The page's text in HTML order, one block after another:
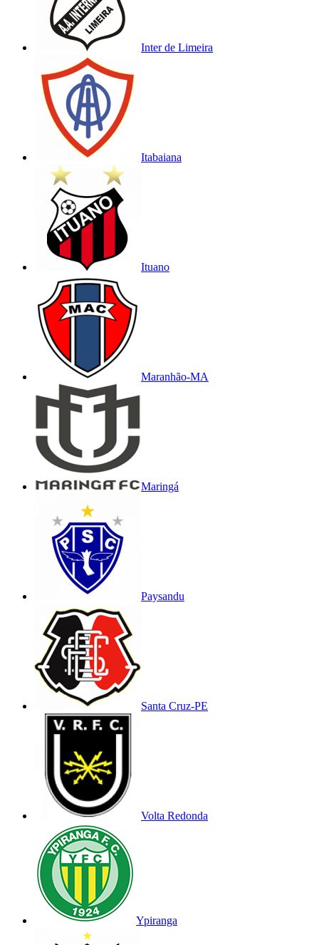
Inter de Limeira
Itabaiana
Ituano
Maranhão-MA
Maringá
Paysandu
Santa Cruz-PE
Volta Redonda
Ypiranga